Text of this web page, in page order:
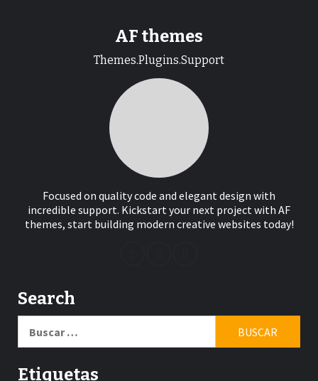
AF themes
Themes.Plugins.Support
Focused on quality code and elegant design with
incredible support. Kickstart your next project with AF
themes, start building modern creative websites today!
Search
Etiquetas